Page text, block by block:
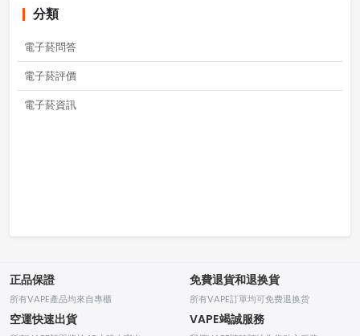
分類
電子菸問答
電子菸評價
電子菸資訊
正品保證
所有VAPE產品均來自專櫃
免費退貨和退换貨
所有VAPE訂單均可免费退换货
空運快速出貨 VAPE竭誠服務